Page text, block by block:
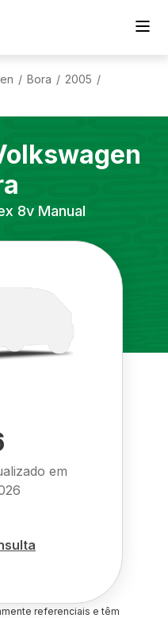
/ Bora / 2005 /
8v Manual
em
referenciais e têm